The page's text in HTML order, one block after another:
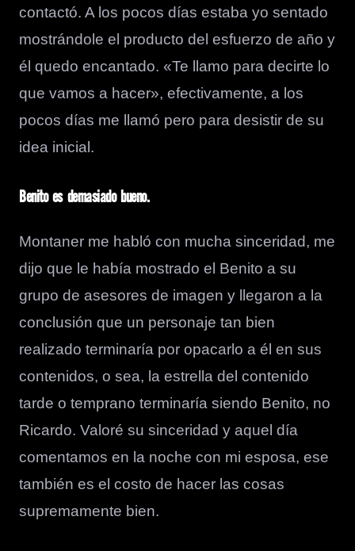
contactó. A los pocos días estaba yo sentado
mostrándole el producto del esfuerzo de año y
él quedo encantado. «Te llamo para decirte lo
que vamos a hacer», efectivamente, a los
pocos días me llamó pero para desistir de su
idea inicial.
Benito es demasiado bueno.
Montaner me habló con mucha sinceridad, me
dijo que le había mostrado el Benito a su
grupo de asesores de imagen y llegaron a la
conclusión que un personaje tan bien
realizado terminaría por opacarlo a él en sus
contenidos, o sea, la estrella del contenido
tarde o temprano terminaría siendo Benito, no
Ricardo. Valoré su sinceridad y aquel día
comentamos en la noche con mi esposa, ese
también es el costo de hacer las cosas
supremamente bien.